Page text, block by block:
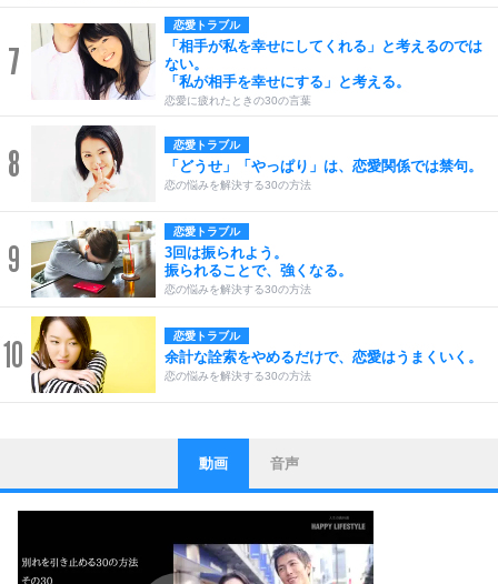
7
恋愛トラブル
「相手が私を幸せにしてくれる」と考えるのでは
ない。
「私が相手を幸せにする」と考える。
恋愛に疲れたときの30の言葉
8 恋愛トラブル
「どうせ」「やっぱり」は、恋愛関係では禁句。
恋の悩みを解決する30の方法
9
恋愛トラブル
3回は振られよう。
振られることで、強くなる。
恋の悩みを解決する30の方法
10 恋愛トラブル
余計な詮索をやめるだけで、恋愛はうまくいく。
恋の悩みを解決する30の方法
1
ストレス対策
他人と比べない。
いっそのこと、他人を見ない。
いらいらしない人になる30の方法
プラス思考
動画 音声